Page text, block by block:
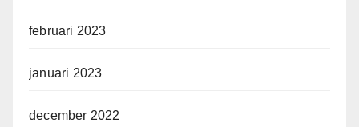
februari 2023
januari 2023
december 2022